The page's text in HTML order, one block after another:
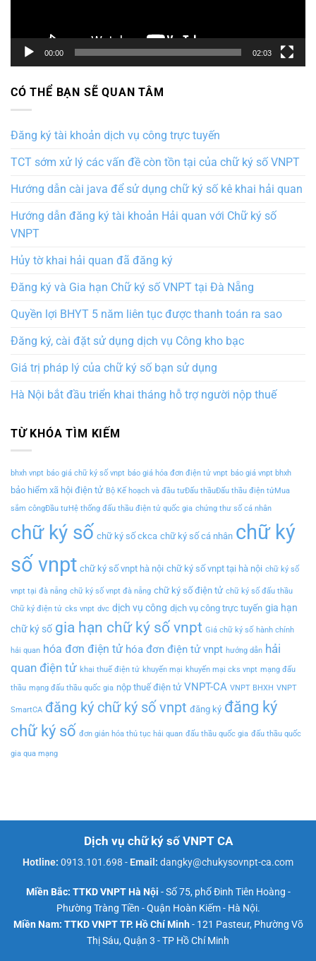
00:00 02:03
CÓ THỂ BẠN SẼ QUAN TÂM
Đăng ký tài khoản dịch vụ công trực tuyến
TCT sớm xử lý các vấn đề còn tồn tại của chữ ký số VNPT
Hướng dẫn cài java để sử dụng chữ ký số kê khai hải quan
Hướng dẫn đăng ký tài khoản Hải quan với Chữ ký số
VNPT
Hủy tờ khai hải quan đã đăng ký
Đăng ký và Gia hạn Chữ ký số VNPT tại Đà Nẵng
Quyền lợi BHYT 5 năm liên tục được thanh toán ra sao
Đăng ký, cài đặt sử dụng dịch vụ Công kho bạc
Giá trị pháp lý của chữ ký số bạn sử dụng
Hà Nội bắt đầu triển khai tháng hỗ trợ người nộp thuế
TỪ KHÓA TÌM KIẾM
bhxh vnpt báo giá chữ ký số vnpt báo giá hóa đơn điện tử vnpt báo giá vnpt bhxh
bảo hiểm xã hội điện tử Bộ Kế hoạch và đầu tưĐấu thầuĐấu thầu điện tửMua
sắm côngĐầu tưHệ thống đấu thầu điện tử quốc gia chứng thư số cá nhân
chữ ký số chữ ký số ckca chữ ký số cá nhân chữ ký
số vnpt chữ ký số vnpt hà nội chữ ký số vnpt tại hà nội chữ ký số
vnpt tại đà nẵng chữ ký số vnpt đà nẵng chữ ký số điện tử chữ ký số đấu thầu
Chữ ký điện tử cks vnpt dvc dịch vụ công dịch vụ công trực tuyến gia hạn
chữ ký số gia hạn chữ ký số vnpt Giá chữ ký số hành chính
hải quan hóa đơn điện tử hóa đơn điện tử vnpt hướng dẫn hải
quan điện tử khai thuế điện tử khuyến mại khuyến mại cks vnpt mạng đấu
thầu mạng đấu thầu quốc gia nộp thuế điện tử VNPT-CA VNPT BHXH VNPT
SmartCA đăng ký chữ ký số vnpt đăng ký đăng ký
chữ ký số đơn giản hóa thủ tục hải quan đấu thầu quốc gia đấu thầu quốc
gia qua mạng
Dịch vụ chữ ký số VNPT CA
Hotline: 0913.101.698 - Email: dangky@chukysovnpt-ca.com
Miền Bắc: TTKD VNPT Hà Nội - Số 75, phố Đinh Tiên Hoàng -
Phường Tràng Tiền - Quận Hoàn Kiếm - Hà Nội.
Miền Nam: TTKD VNPT TP. Hồ Chí Minh- 121 Pasteur, Phường Võ
Thị Sáu, Quận 3 - TP Hồ Chí Minh